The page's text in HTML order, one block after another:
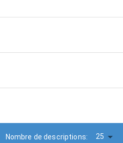
Nombre de descriptions: 25